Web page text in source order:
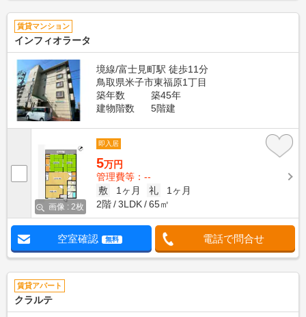
賃貸マンション
インフィオラータ
境線/富士見町駅 徒歩11分
鳥取県米子市東福原1丁目
築年数
築45年
建物階数
5階建
画像 : 2枚
即入居
5万円
管理費等：--
敷
1ヶ月 礼
1ヶ月
2階
3LDK 65㎡
空室確認 無料 電話で問合せ
賃貸アパート
クラルテ